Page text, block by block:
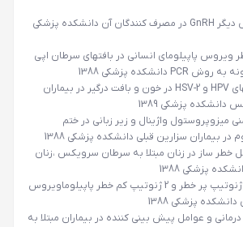
بررسی یائسگی و عوارض دیگر GnRH در مصرف کنندگان آن دانشکده پزشکی
ویروس پاپیلومای انسانی در بافتهای سرطان اپی
بررسی همزمانی عفونتهای HPV و HSV-2 در خون و بافت درگیر در بیماران
پزشکی 1389
میزوپروستول واژینال و زیر زبانی در ختم
بیماران سزارین قبلی دانشکده پزشکی 1388
خطر ساز در زنان مبتلا به سرطان سرویکس ،زنان
پزشکی 1388
بررسی پایلوت شیوع 12 ژنوتیپ پر خطر و 2 ژنوتیپ کم خطر پاپیلوماویروس
پزشکی 1388
درمانی و عوامل پیش بینی کننده در بیماران مبتلا به